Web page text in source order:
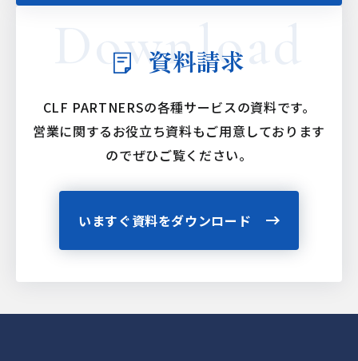
資料請求
CLF PARTNERSの各種サービスの資料です。
営業に関するお役立ち資料もご用意しております
のでぜひご覧ください。
いますぐ資料をダウンロード